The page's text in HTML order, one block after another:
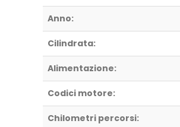
Anno:
Cilindrata:
Alimentazione:
Codici motore:
Chilometri percorsi: